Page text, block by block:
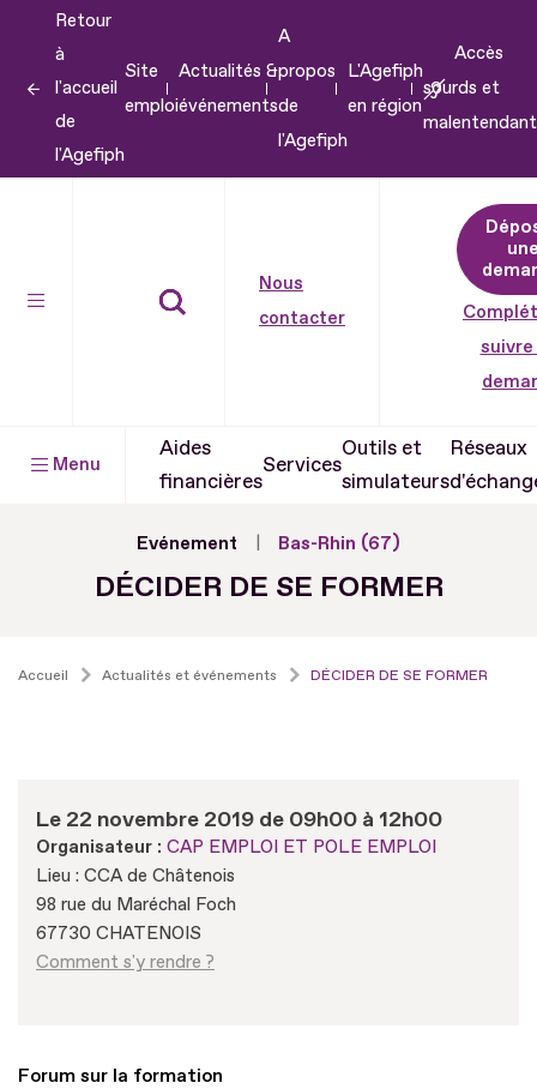
contenu
Retour
à
l'accueil
de
l'Agefiph
Site
emploi
Actualités &
événements
A
propos
de
l'Agefiph
L'Agefiph
en région
Accès
sourds et
Nous
contacter
suivre
Menu
Aides
financières
Services
Outils et
simulateurs
Réseaux
Evénement Bas-Rhin (67)
DÉCIDER DE SE FORMER
Accueil Actualités et événements DÉCIDER DE SE FORMER
Le 22 novembre 2019 de 09h00 à 12h00
Organisateur : CAP EMPLOI ET POLE EMPLOI
Lieu : CCA de Châtenois
98 rue du Maréchal Foch
67730 CHATENOIS
Comment s'y rendre ?
Forum sur la formation